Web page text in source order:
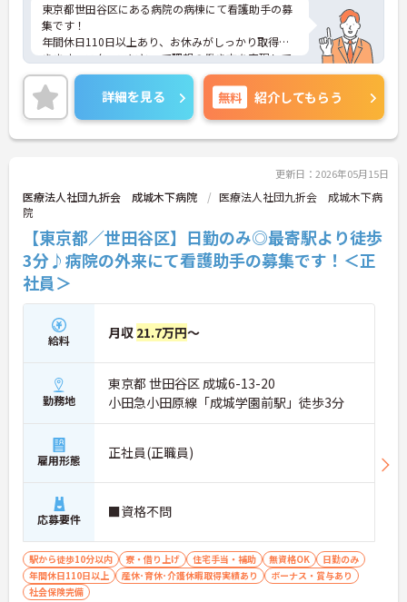
東京都世田谷区にある病院の病棟にて看護助手の募
集です！
年間休日110日以上あり、お休みがしっかり取得で
きます。スタッフにとって理想の働き方を実現して
います♪
最寄り駅より徒歩圏内と好立地にあるので、通勤の
ストレスが少ないのも嬉しいポイントです◎
ご興味のある方には、面接対策ポイントなど、さら
に詳細をお話しいたしますのでお気軽にご相談くだ
詳細を見る 無料 紹介してもらう
更新日：2026年05月15日
医療法人社団九折会 成城木下病院
医療法人社団九折会 成城木下病
院
【東京都／世田谷区】日勤のみ◎最寄駅より徒歩
3分♪病院の外来にて看護助手の募集です！＜正
社員＞
給料 月収 21.7万円～
勤務地
東京都 世田谷区 成城6-13-20
小田急小田原線「成城学園前駅」徒歩3分
雇用形態 正社員(正職員)
応募要件 ■資格不問
駅から徒歩10分以内 寮・借り上げ 住宅手当・補助 無資格OK
日勤のみ
年間休日110日以上
産休･育休･介護休暇取得実績あり
ボーナス・賞与あり
社会保険完備